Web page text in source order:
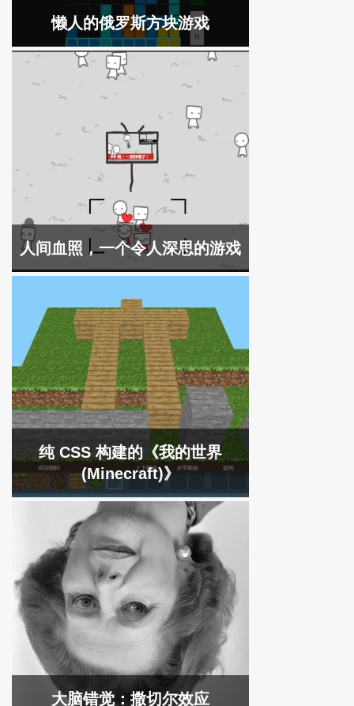
懒人的俄罗斯方块游戏
人间血照，一个令人深思的游戏
纯 CSS 构建的《我的世界
(Minecraft)》
大脑错觉：撒切尔效应